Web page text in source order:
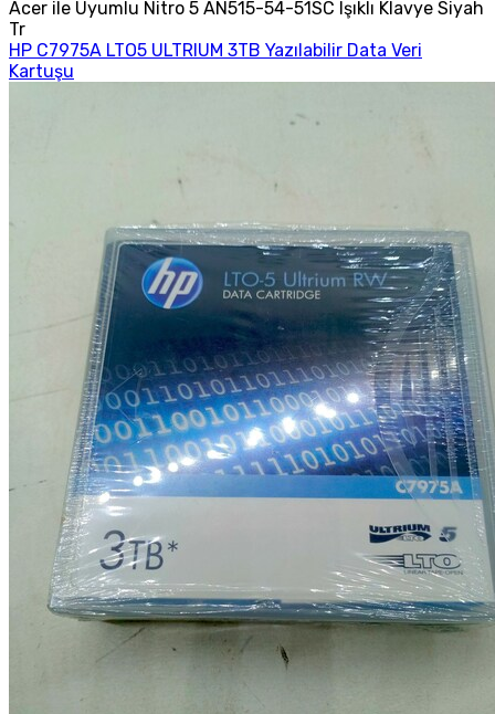
Acer ile Uyumlu Nitro 5 AN515-54-51SC Işıklı Klavye Siyah
Tr
HP C7975A LTO5 ULTRIUM 3TB Yazılabilir Data Veri
Kartuşu